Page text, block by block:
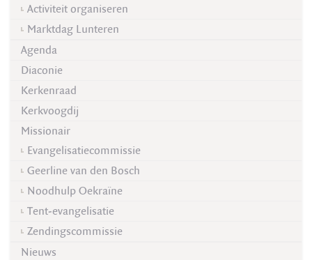
Activiteit organiseren
Marktdag Lunteren
Agenda
Diaconie
Kerkenraad
Kerkvoogdij
Missionair
Evangelisatiecommissie
Geerline van den Bosch
Noodhulp Oekraïne
Tent-evangelisatie
Zendingscommissie
Nieuws